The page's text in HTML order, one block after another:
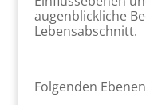
augenblickliche
Lebensabschnitt.
Folgenden